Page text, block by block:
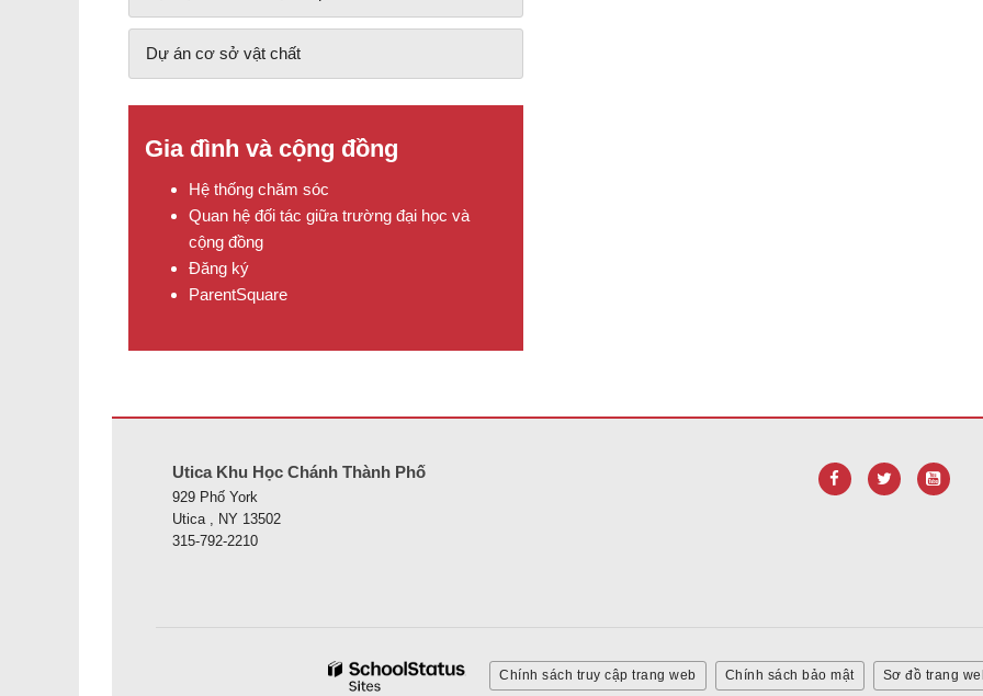
Dự án cơ sở vật chất
Gia đình và cộng đồng
Hệ thống chăm sóc
Quan hệ đối tác giữa trường đại học và
cộng đồng
Đăng ký
ParentSquare
Utica Khu Học Chánh Thành Phố
929 Phố York
Utica , NY 13502
315-792-2210
Chính sách truy cập trang web Chính sách bảo mật Sơ đồ trang